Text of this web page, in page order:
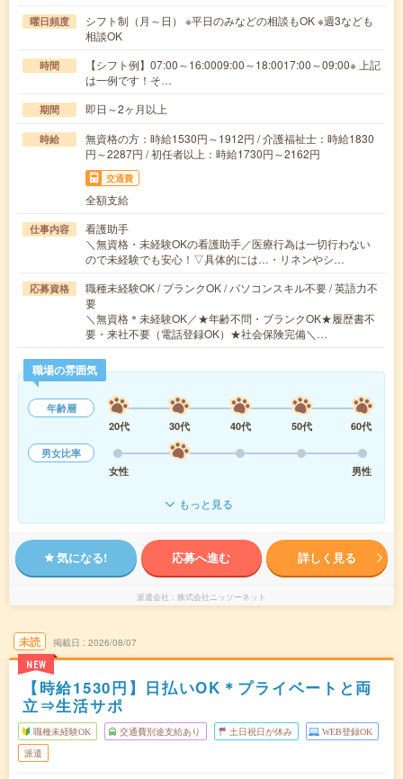
曜日頻度
シフト制（月～日） ※平日のみなどの相談もOK ※週3なども
相談OK
時間
【シフト例】07:00～16:0009:00～18:0017:00～09:00※ 上記
は一例です！そ…
期間 即日～2ヶ月以上
時給
無資格の方：時給1530円～1912円 / 介護福祉士：時給1830
円～2287円 / 初任者以上：時給1730円～2162円
交通費
全額支給
仕事内容
看護助手
＼無資格・未経験OKの看護助手／医療行為は一切行わない
ので未経験でも安心！▽具体的には…・リネンやシ…
応募資格
職種未経験OK / ブランクOK / パソコンスキル不要 / 英語力不
要
＼無資格＊未経験OK／★年齢不問・ブランクOK★履歴書不
要・来社不要（電話登録OK）★社会保険完備＼…
職場の雰囲気
年齢層
20代
30代 40代 50代
60代
男女比率
女性
男性
もっと見る
気になる! 応募へ進む 詳しく見る
派遣会社 株式会社ニッソーネット
未読
NEW
掲載日 2026/08/07
【時給1530円】日払いOK＊プライベートと両
立⇒生活サポ
職種未経験OK 交通費別途支給あり 土日祝日が休み WEB登録OK
派遣